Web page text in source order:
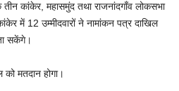
कांकेर, महासमुंद तथा राजनांदगाँव लोकसभा
में 12 उम्मीदवारों ने नामांकन पत्र दाखिल
सकेंगे।
मतदान होगा।